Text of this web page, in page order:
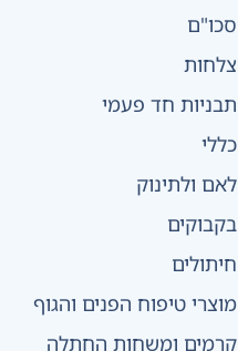
סכו"ם
צלחות
תבניות חד פעמי
כללי
לאם ולתינוק
בקבוקים
חיתולים
מוצרי טיפוח הפנים והגוף
קרמים ומשחות החתלה